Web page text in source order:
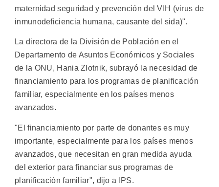
maternidad seguridad y prevención del VIH (virus de
inmunodeficiencia humana, causante del sida)".
La directora de la División de Población en el
Departamento de Asuntos Económicos y Sociales
de la ONU, Hania Zlotnik, subrayó la necesidad de
financiamiento para los programas de planificación
familiar, especialmente en los países menos
avanzados.
"El financiamiento por parte de donantes es muy
importante, especialmente para los países menos
avanzados, que necesitan en gran medida ayuda
del exterior para financiar sus programas de
planificación familiar", dijo a IPS.